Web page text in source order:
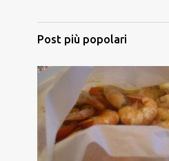
Post più popolari